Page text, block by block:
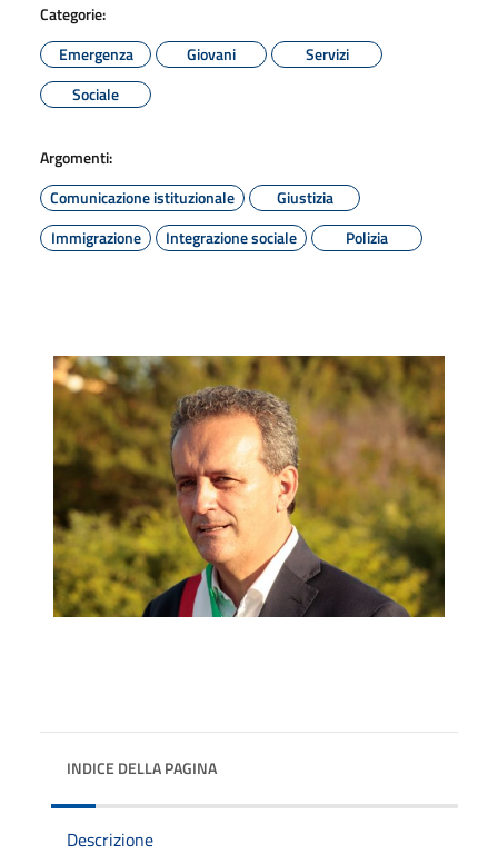
Categorie:
Emergenza
Giovani
Servizi
Sociale
Argomenti:
Comunicazione istituzionale
Giustizia
Immigrazione
Integrazione sociale Polizia
INDICE DELLA PAGINA
Descrizione